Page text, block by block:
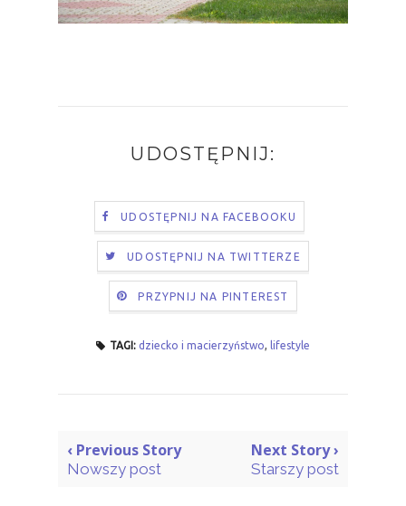
UDOSTĘPNIJ:
UDOSTĘPNIJ NA FACEBOOKU
UDOSTĘPNIJ NA TWITTERZE
PRZYPNIJ NA PINTEREST
TAGI: dziecko i macierzyństwo, lifestyle
‹ Previous Story
Nowszy post
Next Story ›
Starszy post